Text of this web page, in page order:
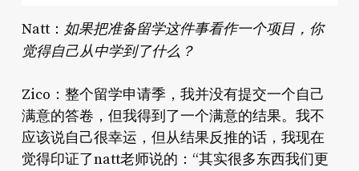
Natt： 如果把准备留学这件事看作一个项目，你
觉得自己从中学到了什么？
Zico：整个留学申请季，我并没有提交一个自己
满意的答卷，但我得到了一个满意的结果。我不
应该说自己很幸运，但从结果反推的话，我现在
觉得印证了natt老师说的：“其实很多东西我们更